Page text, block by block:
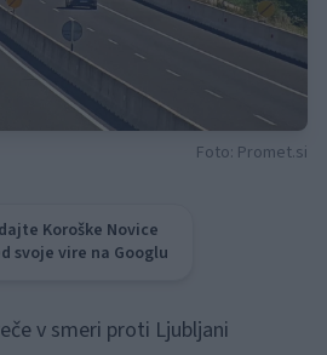
Foto: Promet.si
Koroške Novice
svoje vire na Googlu
v smeri proti Ljubljani